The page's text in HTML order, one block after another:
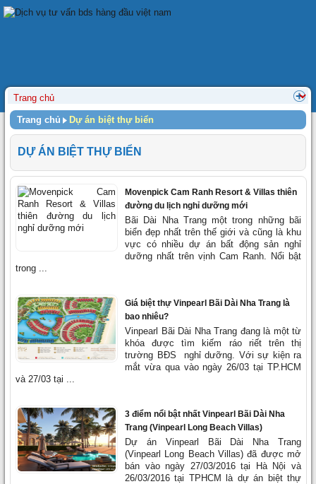
Trang chủ Dự án biệt thự biển
DỰ ÁN BIỆT THỰ BIỂN
Movenpick Cam Ranh Resort & Villas thiên
đường du lịch nghỉ dưỡng mới
Bãi Dài Nha Trang một trong những bãi
biển đẹp nhất trên thế giới và cũng là khu
vực có nhiều dự án bất động sản nghỉ
dưỡng nhất trên vịnh Cam Ranh. Nổi bật
trong ...
Giá biệt thự Vinpearl Bãi Dài Nha Trang là
bao nhiêu?
Vinpearl Bãi Dài Nha Trang đang là một từ
khóa được tìm kiếm ráo riết trên thị
trường BĐS nghỉ dưỡng. Với sự kiện ra
mắt vừa qua vào ngày 26/03 tại TP.HCM
và 27/03 tại ...
3 điểm nổi bật nhất Vinpearl Bãi Dài Nha
Trang (Vinpearl Long Beach Villas)
Dự án Vinpearl Bãi Dài Nha Trang
(Vinpearl Long Beach Villas) đã được mở
bán vào ngày 27/03/2016 tại Hà Nội và
26/03/2016 tại TPHCM là dự án biệt thự